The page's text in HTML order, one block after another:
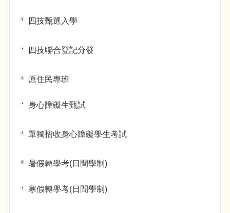
四技甄選入學
四技聯合登記分發
原住民專班
身心障礙生甄試
單獨招收身心障礙學生考試
暑假轉學考(日間學制)
寒假轉學考(日間學制)